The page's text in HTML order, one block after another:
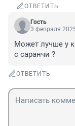
ОТВЕТИТЬ
Гость
3 февраля
Может лучше у
с саранчи ?
ОТВЕТИТЬ